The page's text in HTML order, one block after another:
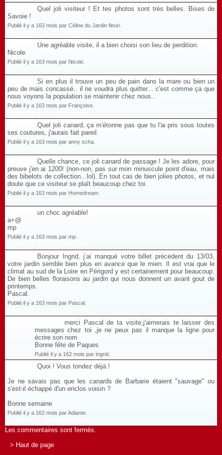
Quel joli visiteur ! Et tes photos sont très belles. Bises de
Savoie !
Publié il y a 163 mois par Céline du Jardin fleuri.
Une agréable visite, il a bien choisi son lieu de perdition.
Nicole
Publié il y a 163 mois par Nicole.
Si en plus il trouve un peu de pain dans la mare ou bien un
peu de mais concassé.. il ne voudra plus quitter... c'est comme ça que
nous voyons la population se maintenir chez nous..
Publié il y a 163 mois par Françoise.
Quel joli canard, ça m'étonne pas que tu l'ai pris sous toutes
ses coutures, j'aurais fait pareil.
Publié il y a 163 mois par anny scha.
Quelle chance, ce joli canard de passage ! Je les adore, pour
preuve j'en ai 1200! (non-non, pas sur mon minuscule point d'eau, mais
des bibelots de collection...lol). En tout cas de bien jolies photos, et nul
doute que ce visiteur se plaît beaucoup chez toi.
Publié il y a 163 mois par Homedream.
un choc agréable!
a+@
mp
Publié il y a 163 mois par mp.
Bonjour Ingrid, j’ai manqué votre billet précédent du 13/03,
votre jardin semble bien plus en avance que le mien. Il est vrai que le
climat au sud de la Loire en Périgord y est certainement pour beaucoup.
De bien belles floraisons au jardin qui nous donnent un avant gout de
printemps.
Pascal.
Publié il y a 163 mois par Pascal.
merci Pascal de ta visite,j'aimerais te laisser des
messages chez toi ,je ne peux pas il manque la ligne pour
écrire son nom
Bonne fête de Paques
Publié il y a 162 mois par ingrid.
Quoi ! Vous tondez déjà !
Je ne savais pas que les canards de Barbarie étaient "sauvage" ou
s'est-il échappé d'un enclos voisin ?
Bonne semaine
Publié il y a 162 mois par Adiante.
Les commentaires sont fermés.
> Haut de page